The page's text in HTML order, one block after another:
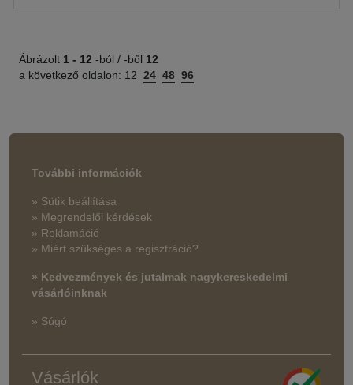
Ábrázolt 1 - 12 -ból / -ből 12
a következő oldalon: 12 24 48 96
További információk
» Sütik beállítása
» Megrendelői kérdések
» Reklamáció
» Miért szükséges a regisztráció?
» Kedvezmények és jutalmak nagykereskedelmi
vásárlóinknak
» Súgó
Vásárlók